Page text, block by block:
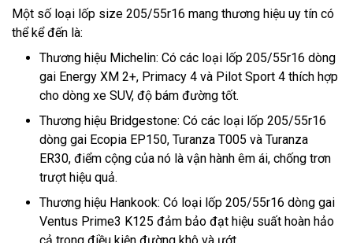
Một số loại lốp size 205/55r16 mang thương hiệu uy tín có
thể kể đến là:
Thương hiệu Michelin: Có các loại lốp 205/55r16 dòng
gai Energy XM 2+, Primacy 4 và Pilot Sport 4 thích hợp
cho dòng xe SUV, độ bám đường tốt.
Thương hiệu Bridgestone: Có các loại lốp 205/55r16
dòng gai Ecopia EP150, Turanza T005 và Turanza
ER30, điểm cộng của nó là vận hành êm ái, chống trơn
trượt hiệu quả.
Thương hiệu Hankook: Có loại lốp 205/55r16 dòng gai
Ventus Prime3 K125 đảm bảo đạt hiệu suất hoàn hảo